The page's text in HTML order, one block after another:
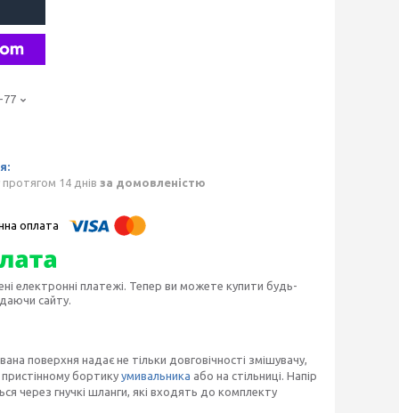
77
14 днів за домовленістю
електронні платежі. Тепер ви можете купити будь-
сайту.
поверхня надає не тільки довговічності змішувачу,
бортику умивальника або на стільниці. Напір
через гнучкі шланги, які входять до комплекту